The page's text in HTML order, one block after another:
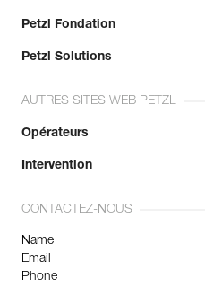
Petzl Fondation
Petzl Solutions
AUTRES SITES WEB PETZL
Opérateurs
Intervention
CONTACTEZ-NOUS
Name
Email
Phone